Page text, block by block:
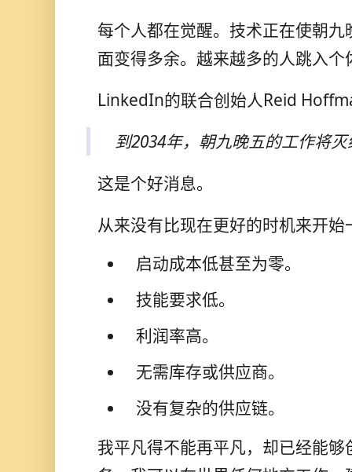
每个人都在觉醒。技术正在使朝
面变得多余。越来越多的人跳入个
LinkedIn的联合创始人Reid
到2034年，朝九晚五的工作将灭
这是个好消息。
从来没有比现在更好的时机来开始
启动成本低甚至为零。
技能要求低。
利润率高。
无需库存或供应商。
没有复杂的供应链。
我平凡得不能再平凡，却已经能